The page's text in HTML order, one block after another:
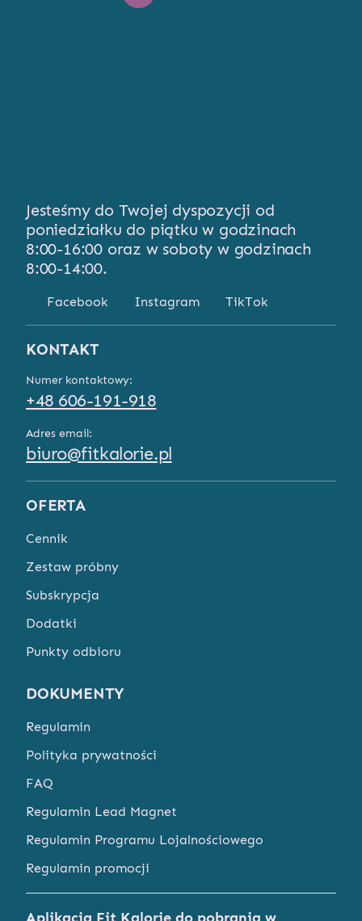
Jesteśmy do Twojej dyspozycji od
poniedziałku do piątku w godzinach
8:00-16:00 oraz w soboty w godzinach
8:00-14:00.
Facebook Instagram TikTok
KONTAKT
Numer kontaktowy:
+48 606-191-918
Adres email:
biuro@fitkalorie.pl
OFERTA
Cennik
Zestaw próbny
Subskrypcja
Dodatki
Punkty odbioru
DOKUMENTY
Regulamin
Polityka prywatności
FAQ
Regulamin Lead Magnet
Regulamin Programu Lojalnościowego
Regulamin promocji